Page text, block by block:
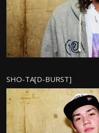
SHO-TA[D-BURST]